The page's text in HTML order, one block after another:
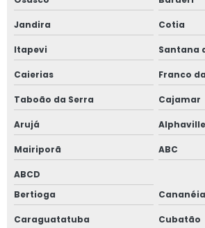
Jandira Cotia
Itapevi Santana
Caierias Franco
Taboão da Serra Cajamar
Arujá Alphaville
Mairiporã ABC
ABCD
Bertioga
Cananéia
Caraguatatuba Cubatão